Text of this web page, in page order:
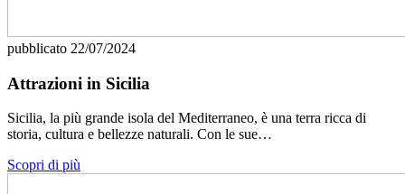
pubblicato 22/07/2024
Attrazioni in Sicilia
Sicilia, la più grande isola del Mediterraneo, è una terra ricca di
storia, cultura e bellezze naturali. Con le sue…
Scopri di più